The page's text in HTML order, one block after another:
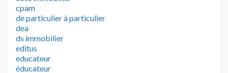
cpam
de particulier à particulier
dea
ds immobilier
editus
educateur
éducateur